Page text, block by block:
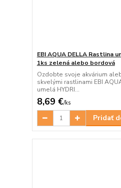
EBI AQUA DELLA Rastlina
1ks zelená alebo bordová
Ozdobte svoje akvárium
skvelými rastlinami EBI
umelá HYDRI...
8,69 €/ks
Pridať